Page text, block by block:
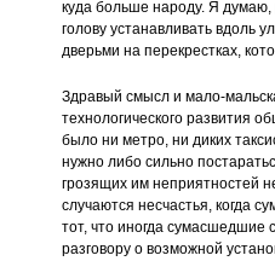
куда больше народу. Я
голову устанавливать вдоль
дверьми на перекрестках,
Здравый смысл и мало-
технологического развития
было ни метро, ни диких
нужно либо сильно
грозящих им неприятностей
случаются несчастья, когда
тот, что иногда сумасшедшие
разговору о возможной